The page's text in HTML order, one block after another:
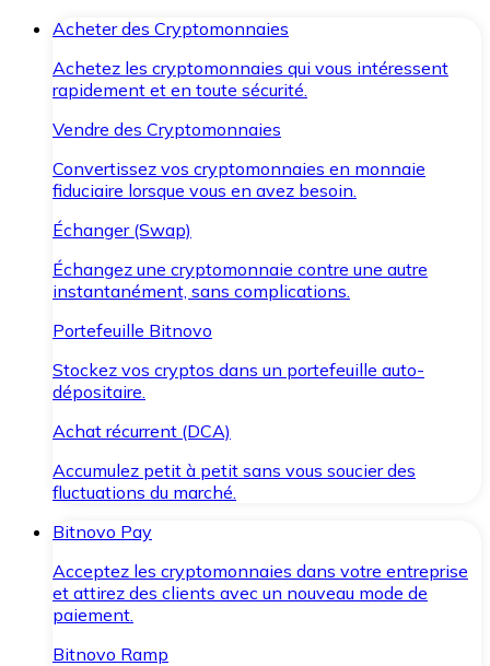
Acheter des Cryptomonnaies
Achetez les cryptomonnaies qui vous intéressent
rapidement et en toute sécurité.
Vendre des Cryptomonnaies
Convertissez vos cryptomonnaies en monnaie
fiduciaire lorsque vous en avez besoin.
Échanger (Swap)
Échangez une cryptomonnaie contre une autre
instantanément, sans complications.
Portefeuille Bitnovo
Stockez vos cryptos dans un portefeuille auto-
dépositaire.
Achat récurrent (DCA)
Accumulez petit à petit sans vous soucier des
fluctuations du marché.
Bitnovo Pay
Acceptez les cryptomonnaies dans votre entreprise
et attirez des clients avec un nouveau mode de
paiement.
Bitnovo Ramp